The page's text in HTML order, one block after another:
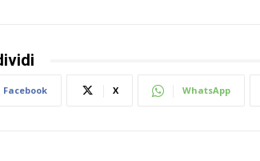
Facebook X WhatsApp